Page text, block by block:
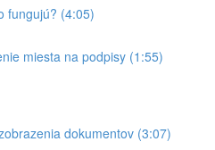
fungujú? (4:05)
miesta na podpisy (1:55)
dokumentov (3:07)